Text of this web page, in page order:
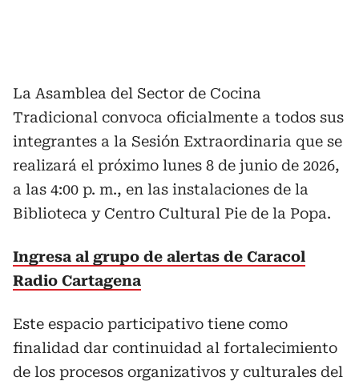
La Asamblea del Sector de Cocina
Tradicional convoca oficialmente a todos sus
integrantes a la Sesión Extraordinaria que se
realizará el próximo lunes 8 de junio de 2026,
a las 4:00 p. m., en las instalaciones de la
Biblioteca y Centro Cultural Pie de la Popa.
Ingresa al grupo de alertas de Caracol
Radio Cartagena
Este espacio participativo tiene como
finalidad dar continuidad al fortalecimiento
de los procesos organizativos y culturales del